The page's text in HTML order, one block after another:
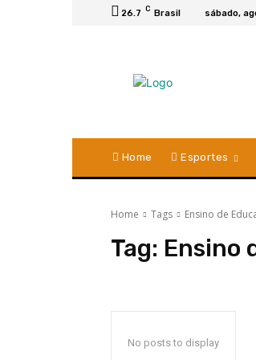
26.7 C Brasil sábado,
Home Esportes
Home Tags Ensino de
Tag: Ensino
No posts to display